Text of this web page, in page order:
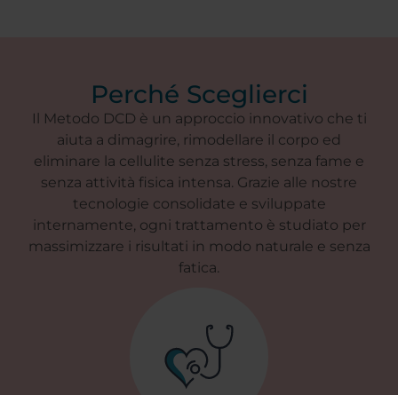
Perché Sceglierci
Il Metodo DCD è un approccio innovativo che ti
aiuta a dimagrire, rimodellare il corpo ed
eliminare la cellulite senza stress, senza fame e
senza attività fisica intensa. Grazie alle nostre
tecnologie consolidate e sviluppate
internamente, ogni trattamento è studiato per
massimizzare i risultati in modo naturale e senza
fatica.